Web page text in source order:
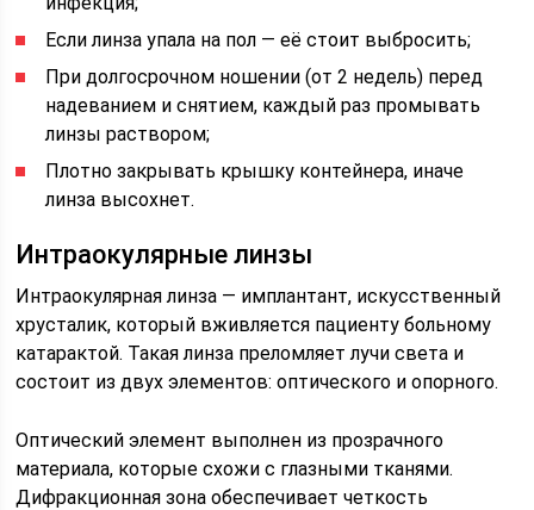
Если линза упала на пол — её стоит выбросить;
При долгосрочном ношении (от 2 недель) перед
надеванием и снятием, каждый раз промывать
линзы раствором;
Плотно закрывать крышку контейнера, иначе
линза высохнет.
Интраокулярные линзы
Интраокулярная линза — имплантант, искусственный
хрусталик, который вживляется пациенту больному
катарактой. Такая линза преломляет лучи света и
состоит из двух элементов: оптического и опорного.
Оптический элемент выполнен из прозрачного
материала, которые схожи с глазными тканями.
Дифракционная зона обеспечивает четкость